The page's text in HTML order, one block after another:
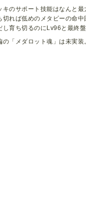
キのサポート技能はなんと最
切れば低めのメタビーの命中
し育ち切るのにLv96と最終
の「メダロット魂」は未実装